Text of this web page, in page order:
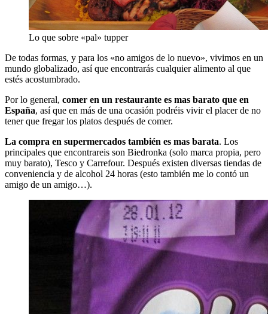
Lo que sobre «pal» tupper
De todas formas, y para los «no amigos de lo nuevo», vivimos en un
mundo globalizado, así que encontrarás cualquier alimento al que
estés acostumbrado.
Por lo general, comer en un restaurante es mas barato que en
España, así que en más de una ocasión podréis vivir el placer de no
tener que fregar los platos después de comer.
La compra en supermercados también es mas barata. Los
principales que encontrareis son Biedronka (solo marca propia, pero
muy barato), Tesco y Carrefour. Después existen diversas tiendas de
conveniencia y de alcohol 24 horas (esto también me lo contó un
amigo de un amigo…).